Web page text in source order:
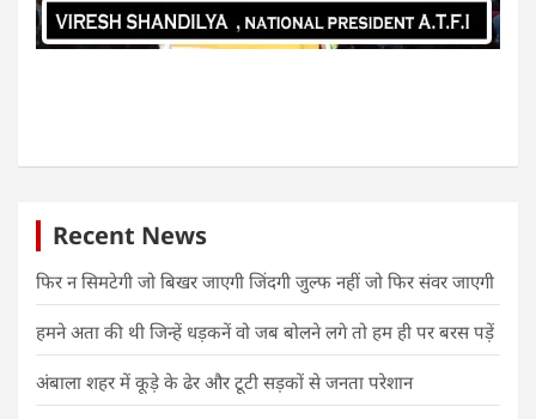
Recent News
फिर न सिमटेगी जो बिखर जाएगी जिंदगी जुल्फ नहीं जो फिर संवर जाएगी
हमने अता की थी जिन्हें धड़कनें वो जब बोलने लगे तो हम ही पर बरस पड़ें
अंबाला शहर में कूड़े के ढेर और टूटी सड़कों से जनता परेशान